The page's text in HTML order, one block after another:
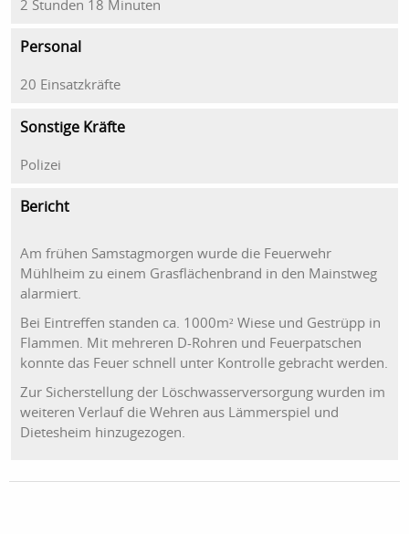
2 Stunden 18 Minuten
Personal
20 Einsatzkräfte
Sonstige Kräfte
Polizei
Bericht
Am frühen Samstagmorgen wurde die Feuerwehr
Mühlheim zu einem Grasflächenbrand in den Mainstweg
alarmiert.
Bei Eintreffen standen ca. 1000m² Wiese und Gestrüpp in
Flammen. Mit mehreren D-Rohren und Feuerpatschen
konnte das Feuer schnell unter Kontrolle gebracht werden.
Zur Sicherstellung der Löschwasserversorgung wurden im
weiteren Verlauf die Wehren aus Lämmerspiel und
Dietesheim hinzugezogen.